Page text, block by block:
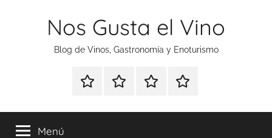
Nos Gusta el Vino
Blog de Vinos, Gastronomía y Enoturismo
Especial
Tonics
Enoturismo
Gastronomía
RankingContacto
Menú